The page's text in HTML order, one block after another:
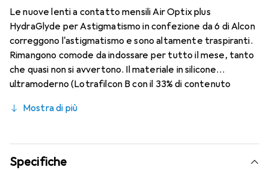
Le nuove lenti a contatto mensili Air Optix plus
HydraGlyde per Astigmatismo in confezione da 6 di Alcon
correggono l'astigmatismo e sono altamente traspiranti.
Rimangono comode da indossare per tutto il mese, tanto
che quasi non si avvertono. Il materiale in silicone
ultramoderno (Lotrafilcon B con il 33% di contenuto
HydraGlyde Moisture Matrix e la conosciuta tecnologia
indossabilità che conosci. Comfort e assenza di fastidi per
tutto il giorno con queste lenti mensili.
Mostra di più
Specifiche